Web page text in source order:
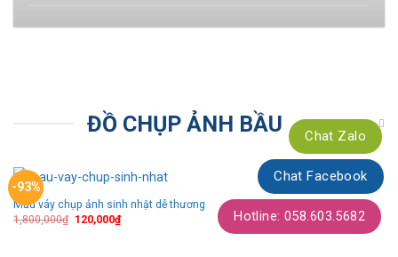
ĐỒ CHỤP ẢNH BẦU
-93%
Thêm
theo
dõi
Mẫu váy chụp ảnh sinh nhật dễ thương
1,800,000₫ 120,000₫
Chat Zalo
Chat Facebook
Hotline: 058.603.5682